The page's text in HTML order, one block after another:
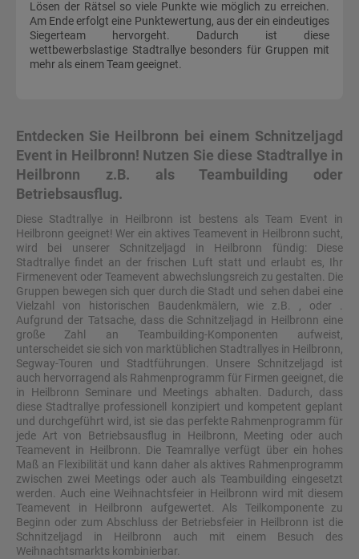
Lösen der Rätsel so viele Punkte wie möglich zu erreichen.
Am Ende erfolgt eine Punktewertung, aus der ein eindeutiges
Siegerteam hervorgeht. Dadurch ist diese
wettbewerbslastige Stadtrallye besonders für Gruppen mit
mehr als einem Team geeignet.
Entdecken Sie Heilbronn bei einem Schnitzeljagd
Event in Heilbronn! Nutzen Sie diese Stadtrallye in
Heilbronn z.B. als Teambuilding oder
Betriebsausflug.
Diese Stadtrallye in Heilbronn ist bestens als Team Event in
Heilbronn geeignet! Wer ein aktives Teamevent in Heilbronn sucht,
wird bei unserer Schnitzeljagd in Heilbronn fündig: Diese
Stadtrallye findet an der frischen Luft statt und erlaubt es, Ihr
Firmenevent oder Teamevent abwechslungsreich zu gestalten. Die
Gruppen bewegen sich quer durch die Stadt und sehen dabei eine
Vielzahl von historischen Baudenkmälern, wie z.B. , oder .
Aufgrund der Tatsache, dass die Schnitzeljagd in Heilbronn eine
große Zahl an Teambuilding-Komponenten aufweist,
unterscheidet sie sich von marktüblichen Stadtrallyes in Heilbronn,
Segway-Touren und Stadtführungen. Unsere Schnitzeljagd ist
auch hervorragend als Rahmenprogramm für Firmen geeignet, die
in Heilbronn Seminare und Meetings abhalten. Dadurch, dass
diese Stadtrallye professionell konzipiert und kompetent geplant
und durchgeführt wird, ist sie das perfekte Rahmenprogramm für
jede Art von Betriebsausflug in Heilbronn, Meeting oder auch
Teamevent in Heilbronn. Die Teamrallye verfügt über ein hohes
Maß an Flexibilität und kann daher als aktives Rahmenprogramm
zwischen zwei Meetings oder auch als Teambuilding eingesetzt
werden. Auch eine Weihnachtsfeier in Heilbronn wird mit diesem
Teamevent in Heilbronn aufgewertet. Als Teilkomponente zu
Beginn oder zum Abschluss der Betriebsfeier in Heilbronn ist die
Schnitzeljagd in Heilbronn auch mit einem Besuch des
Weihnachtsmarkts kombinierbar.